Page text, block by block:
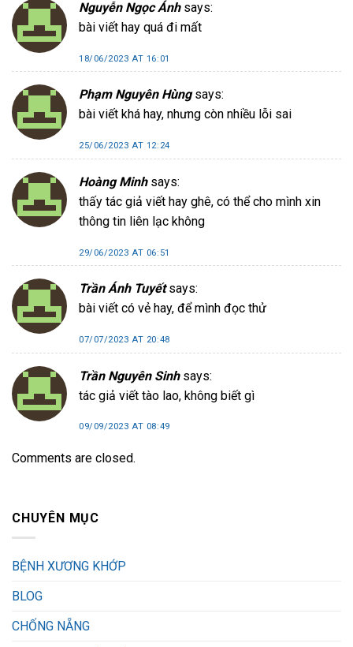
Nguyễn Ngọc Ánh says:
bài viết hay quá đi mất
18/06/2023 AT 16:01
Phạm Nguyên Hùng says:
bài viết khá hay, nhưng còn nhiều lỗi sai
25/06/2023 AT 12:24
Hoàng Minh says:
thấy tác giả viết hay ghê, có thể cho mình xin
thông tin liên lạc không
29/06/2023 AT 06:51
Trần Ánh Tuyết says:
bài viết có vẻ hay, để mình đọc thử
07/07/2023 AT 20:48
Trần Nguyên Sinh says:
tác giả viết tào lao, không biết gì
09/09/2023 AT 08:49
Comments are closed.
CHUYÊN MỤC
BỆNH XƯƠNG KHỚP
BLOG
CHỐNG NẴNG